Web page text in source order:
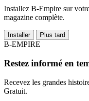
Installez B-Empire sur
magazine complète.
Installer Plus tard
B-EMPIRE
Restez informé en
Recevez les grandes
Gratuit.